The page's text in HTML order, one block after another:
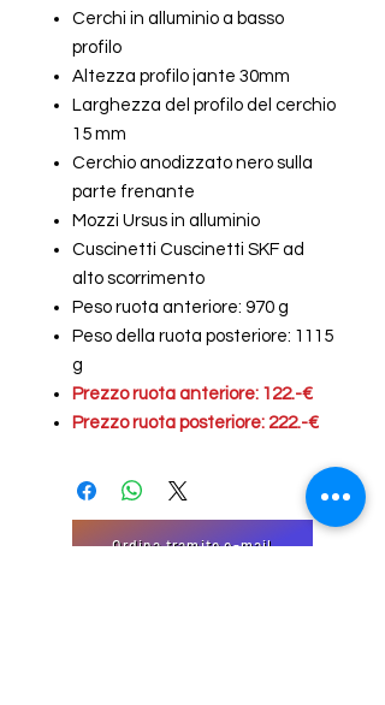
Cerchi in alluminio a basso
profilo
Altezza profilo jante 30mm
Larghezza del profilo del cerchio
15 mm
Cerchio anodizzato nero sulla
parte frenante
Mozzi Ursus in alluminio
Cuscinetti Cuscinetti SKF ad
alto scorrimento
Peso ruota anteriore: 970 g
Peso della ruota posteriore: 1115
g
Prezzo ruota anteriore: 122.-€
Prezzo ruota posteriore: 222.-€
Ordina tramite e-mail